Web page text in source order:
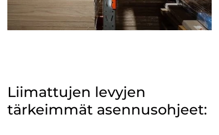
Liimattujen levyjen
tärkeimmät asennusohjeet: